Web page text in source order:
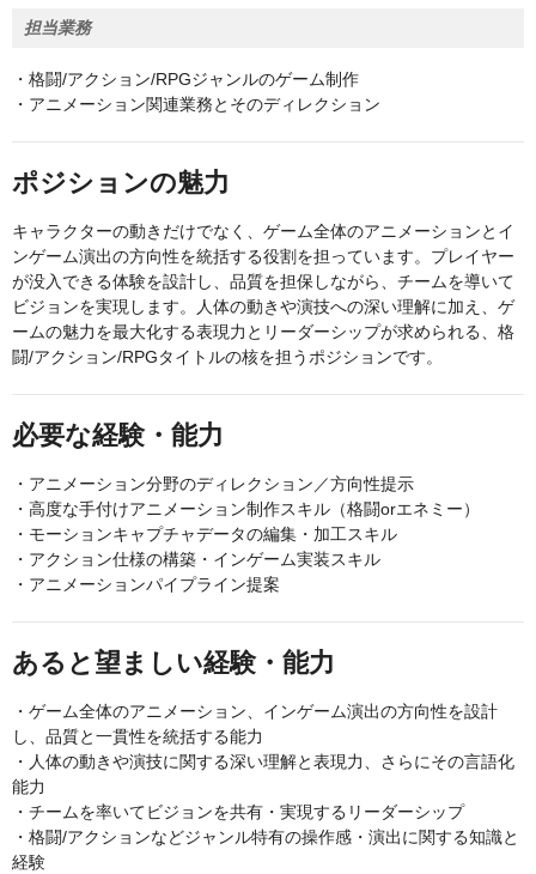
担当業務
・格闘/アクション/RPGジャンルのゲーム制作
・アニメーション関連業務とそのディレクション
ポジションの魅力
キャラクターの動きだけでなく、ゲーム全体のアニメーションとイ
ンゲーム演出の方向性を統括する役割を担っています。プレイヤー
が没入できる体験を設計し、品質を担保しながら、チームを導いて
ビジョンを実現します。人体の動きや演技への深い理解に加え、ゲ
ームの魅力を最大化する表現力とリーダーシップが求められる、格
闘/アクション/RPGタイトルの核を担うポジションです。
必要な経験・能力
・アニメーション分野のディレクション／方向性提示
・高度な手付けアニメーション制作スキル（格闘orエネミー）
・モーションキャプチャデータの編集・加工スキル
・アクション仕様の構築・インゲーム実装スキル
・アニメーションパイプライン提案
あると望ましい経験・能力
・ゲーム全体のアニメーション、インゲーム演出の方向性を設計
し、品質と一貫性を統括する能力
・人体の動きや演技に関する深い理解と表現力、さらにその言語化
能力
・チームを率いてビジョンを共有・実現するリーダーシップ
・格闘/アクションなどジャンル特有の操作感・演出に関する知識と
経験